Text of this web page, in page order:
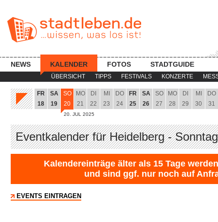
ÜBERSICHT TIPPS FESTIVALS KONZERTE
NEWS KALENDER FOTOS STADTGUIDE
FR
18
SA
19
SO
20
20. JUL 2025
MO
21
DI
22
MI
23
DO
24
FR
25
SA
26
SO
27
MO
28
DI
29
MI
30
DO
31
Eventkalender für Heidelberg -
Kalendereinträge älter als 15 Tage
und sind ggf. nur noch auf
EVENTS EINTRAGEN